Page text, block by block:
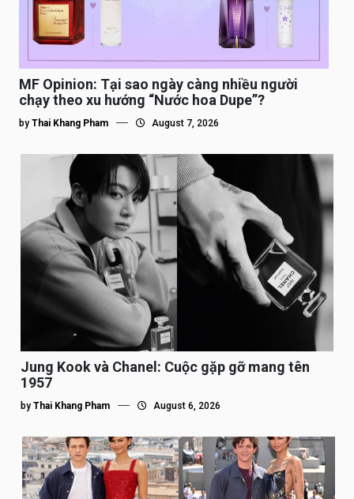
MF Opinion: Tại sao ngày càng nhiều người
chạy theo xu hướng “Nước hoa Dupe”?
by Thai Khang Pham August 7, 2026
Jung Kook và Chanel: Cuộc gặp gỡ mang tên
1957
by Thai Khang Pham August 6, 2026